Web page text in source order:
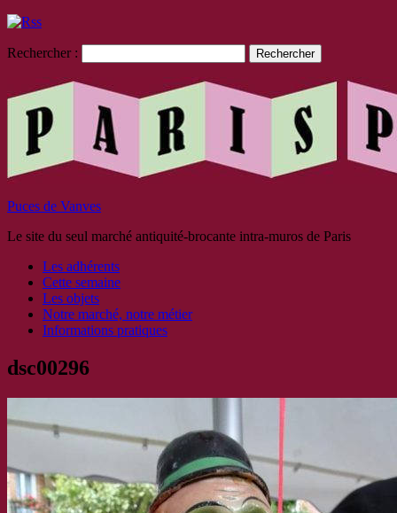
Rechercher :
Puces de Vanves
Le site du seul marché antiquité-brocante intra-muros de Paris
Les adhérents
Cette semaine
Les objets
Notre marché, notre métier
Informations pratiques
dsc00296